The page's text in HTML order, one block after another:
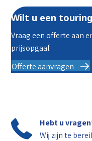
Wilt u een
Vraag een offerte aan
prijsopgaaf.
Offerte aanvragen
Hebt u
Wij zijn te